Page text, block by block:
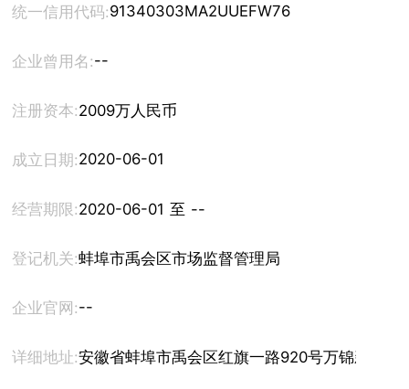
统一信用代码:91340303MA2UUEFW76
企业曾用名:--
注册资本:2009万人民币
成立日期:2020-06-01
经营期限: 2020-06-01 至 --
登记机关:蚌埠市禹会区市场监督管理局
企业官网:--
详细地址:安徽省蚌埠市禹会区红旗一路920号万锦新城农